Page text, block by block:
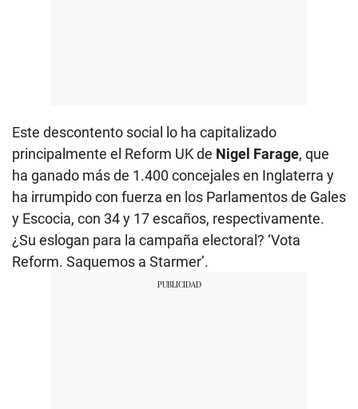
Este descontento social lo ha capitalizado
principalmente el Reform UK de Nigel Farage, que
ha ganado más de 1.400 concejales en Inglaterra y
ha irrumpido con fuerza en los Parlamentos de Gales
y Escocia, con 34 y 17 escaños, respectivamente.
¿Su eslogan para la campaña electoral? ‘Vota
Reform. Saquemos a Starmer’.